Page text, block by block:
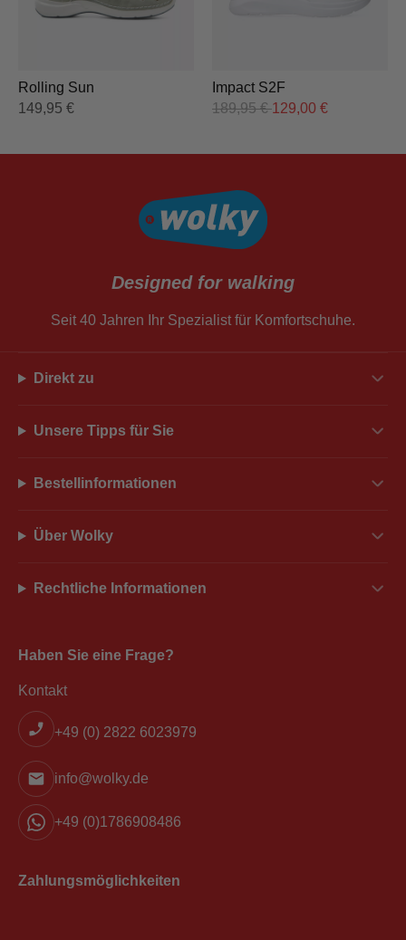
Rolling Sun
149,95 €
Impact S2F
189,95€ 129,00 €
Designed for walking
Seit 40 Jahren Ihr Spezialist für Komfortschuhe.
Direkt zu
Unsere Tipps für Sie
Bestellinformationen
Über Wolky
Rechtliche Informationen
Haben Sie eine Frage?
Kontakt
+49 (0) 2822 6023979
info@wolky.de
+49 (0)1786908486
Zahlungsmöglichkeiten